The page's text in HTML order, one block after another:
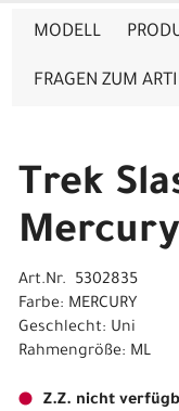
MODELL
FRAGEN ZUM
Trek
Mercury
Art.Nr. 5302835
Farbe: MERCURY
Geschlecht: Uni
Rahmengröße: ML
Z.Z. nicht